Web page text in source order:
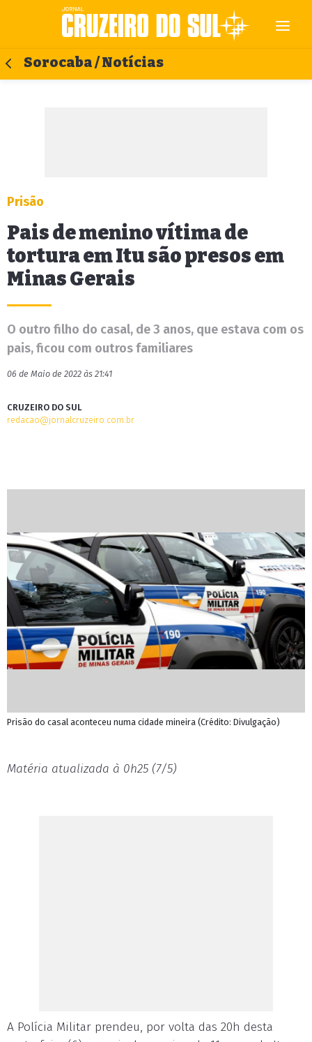
Sorocaba / Notícias
Prisão
Pais de menino vítima de
tortura em Itu são presos em
Minas Gerais
O outro filho do casal, de 3 anos, que estava com os
pais, ficou com outros familiares
06 de Maio de 2022 às 21:41
CRUZEIRO DO SUL
redacao@jornalcruzeiro.com.br
Prisão do casal aconteceu numa cidade mineira (Crédito: Divulgação)
Matéria atualizada à 0h25 (7/5)
A Polícia Militar prendeu, por volta das 20h desta